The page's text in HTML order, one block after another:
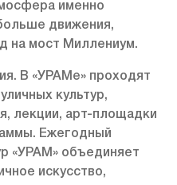
именно
движения,
на мост Миллениум.
В «УРАМе» проходят
культур,
лекции, арт-площадки
Ежегодный
«УРАМ» объединяет
искусство,